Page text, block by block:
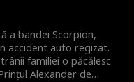
scântei. Niciunul
este de fapt
Cathy, pe care l-au
a bandei Scorpion,
accident auto regizat.
familiei o păcălesc
Alexander de